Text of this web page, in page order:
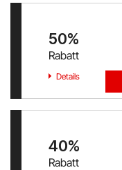
Austrian
Mr Beam
ALPS
Yves Rocher
50%
Rabatt
Details
40%
Rabatt